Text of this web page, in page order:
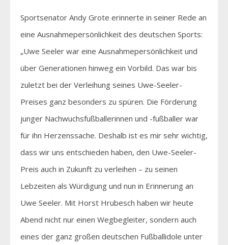
Sportsenator Andy Grote erinnerte in seiner Rede an
eine Ausnahmepersönlichkeit des deutschen Sports:
„Uwe Seeler war eine Ausnahmepersönlichkeit und
über Generationen hinweg ein Vorbild. Das war bis
zuletzt bei der Verleihung seines Uwe-Seeler-
Preises ganz besonders zu spüren. Die Förderung
junger Nachwuchsfußballerinnen und -fußballer war
für ihn Herzenssache. Deshalb ist es mir sehr wichtig,
dass wir uns entschieden haben, den Uwe-Seeler-
Preis auch in Zukunft zu verleihen – zu seinen
Lebzeiten als Würdigung und nun in Erinnerung an
Uwe Seeler. Mit Horst Hrubesch haben wir heute
Abend nicht nur einen Wegbegleiter, sondern auch
eines der ganz großen deutschen Fußballidole unter